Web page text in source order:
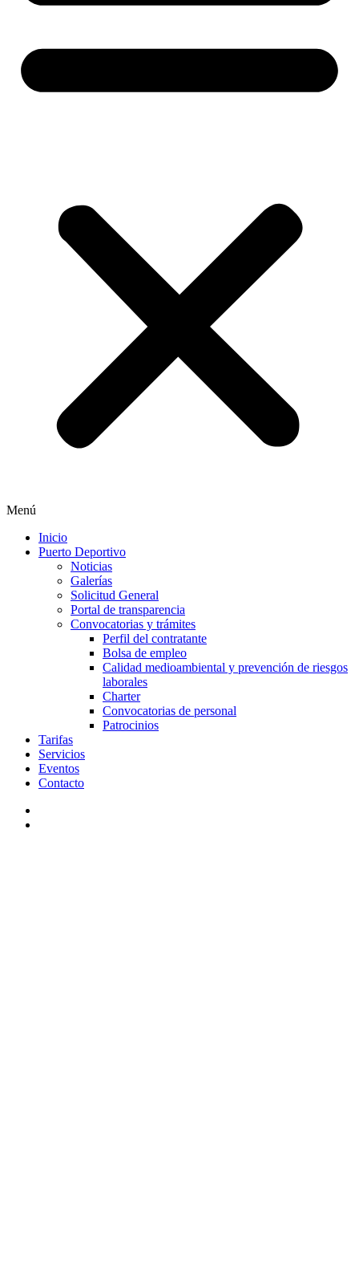
Menú
Inicio
Puerto Deportivo
Noticias
Galerías
Solicitud General
Portal de transparencia
Convocatorias y trámites
Perfil del contratante
Bolsa de empleo
Calidad medioambiental y prevención de riesgos
laborales
Charter
Convocatorias de personal
Patrocinios
Tarifas
Servicios
Eventos
Contacto